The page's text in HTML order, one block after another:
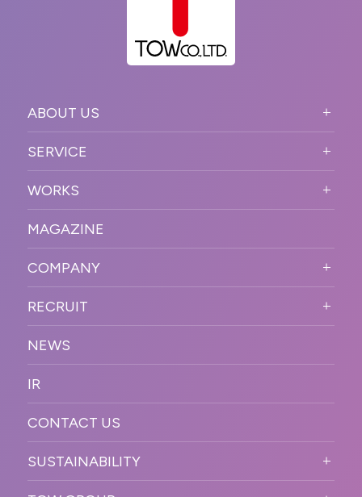
ABOUT US
PURPOSE
VISION
OUR DNA
SERVICE
STRONG POINT
BUSINESS DOMAIN
SOLUTION
WORKFLOW
WORKS
オンラインイベント
SNSプロモーション
プラットフォーム販
促
デジタル制作・映像
制作
PR
カンファレンス・展示会・アワ
ESPORTS・ゲームプロモーシ
MAGAZINE
COMPANY
COMPANY INFORMATION
MESSAGE
OFFICER
ACCESS
ORGANIZATION CHART
HISTORY
RECRUIT
新卒採用
キャリア採用
NEWS
IR
CONTACT US
SUSTAINABILITY